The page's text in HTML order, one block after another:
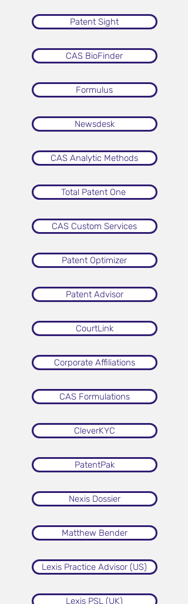
Patent Sight
CAS BioFinder
Formulus
Newsdesk
CAS Analytic Methods
Total Patent One
CAS Custom Services
Patent Optimizer
Patent Advisor
CourtLink
Corporate Affiliations
CAS Formulations
CleverKYC
PatentPak
Nexis Dossier
Matthew Bender
Lexis Practice Advisor (US)
Lexis PSL (UK)